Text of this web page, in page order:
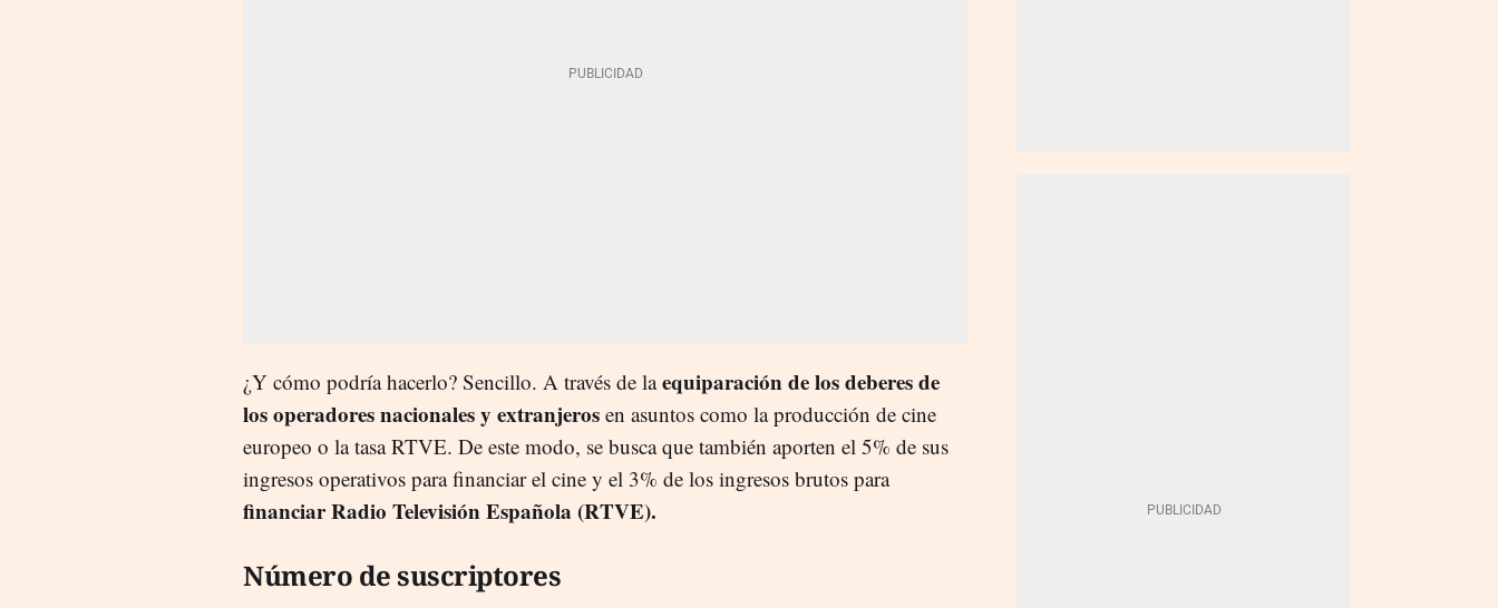
¿Y cómo podría hacerlo? Sencillo. A través de laequiparación de los deberes de
los operadores nacionales y extranjeros en asuntos como la producción de cine
europeo o la tasa RTVE. De este modo, se busca que también aporten el 5% de sus
ingresos operativos para financiar el cine y el 3% de los ingresos brutos para
financiar Radio Televisión Española (RTVE).
Número de suscriptores